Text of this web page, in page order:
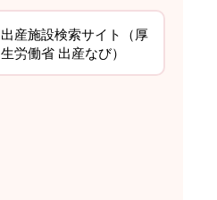
出産施設検索サイト（厚
生労働省 出産なび）